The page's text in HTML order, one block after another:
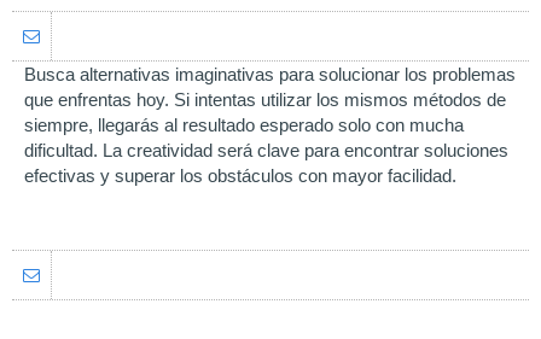
Busca alternativas imaginativas para solucionar los problemas
que enfrentas hoy. Si intentas utilizar los mismos métodos de
siempre, llegarás al resultado esperado solo con mucha
dificultad. La creatividad será clave para encontrar soluciones
efectivas y superar los obstáculos con mayor facilidad.